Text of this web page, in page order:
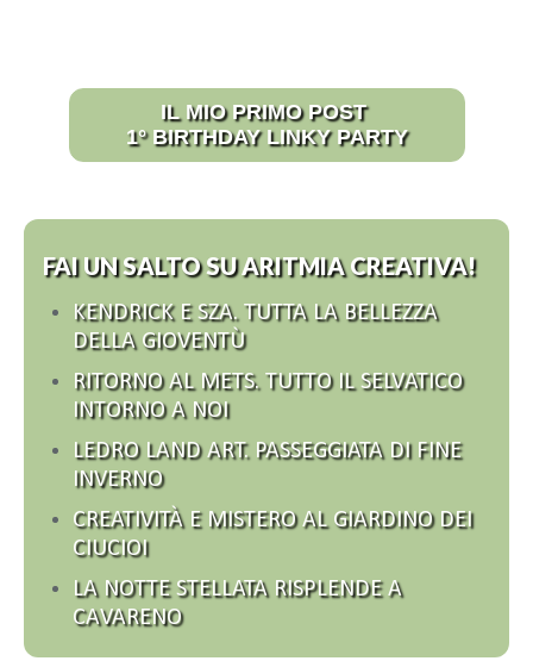
IL MIO PRIMO POST
1° BIRTHDAY LINKY PARTY
FAI UN SALTO SU ARITMIA CREATIVA!
KENDRICK E SZA. TUTTA LA BELLEZZA
DELLA GIOVENTÙ
RITORNO AL METS. TUTTO IL SELVATICO
INTORNO A NOI
LEDRO LAND ART. PASSEGGIATA DI FINE
INVERNO
CREATIVITÀ E MISTERO AL GIARDINO DEI
CIUCIOI
LA NOTTE STELLATA RISPLENDE A
CAVARENO